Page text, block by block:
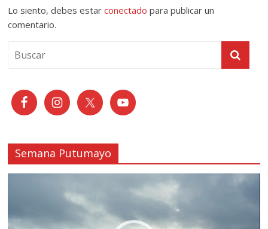
Lo siento, debes estarconectado para publicar un
comentario.
Semana Putumayo